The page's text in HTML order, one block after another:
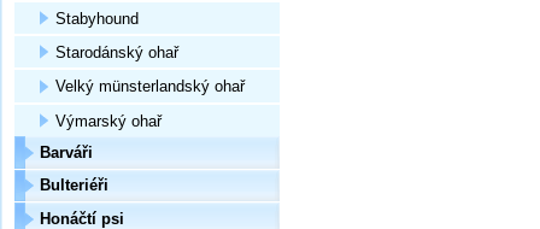
Stabyhound
Starodánský ohař
Velký münsterlandský ohař
Výmarský ohař
Barváři
Bulteriéři
Honáčtí psi